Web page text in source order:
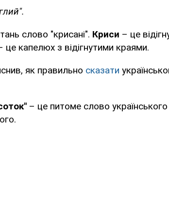
слово "крисані". Криси – це
це капелюх з відігнутими краями.
як правильно сказати
– це питоме слово